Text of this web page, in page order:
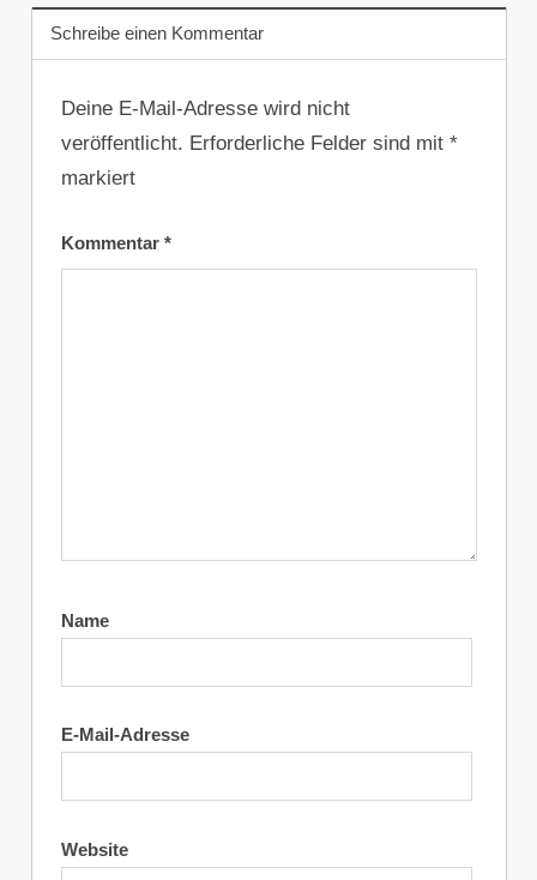
Schreibe einen Kommentar
Deine E-Mail-Adresse wird nicht
veröffentlicht. Erforderliche Felder sind mit *
markiert
Kommentar *
Name
E-Mail-Adresse
Website